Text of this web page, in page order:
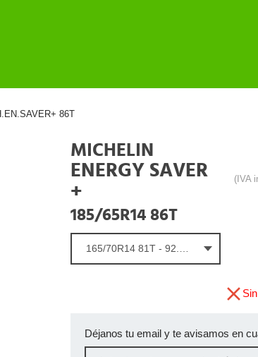
86T
MICHELIN
ENERGY SAVER
+
185/65R14 86T
(IVA
Déjanos tu email y te avisamos en